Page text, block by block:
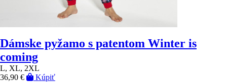
Dámske pyžamo s patentom Winter is
coming
L, XL, 2XL
36,90 €
Kúpiť